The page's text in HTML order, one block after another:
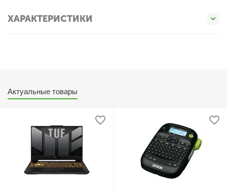
ХАРАКТЕРИСТИКИ
Актуальные товары